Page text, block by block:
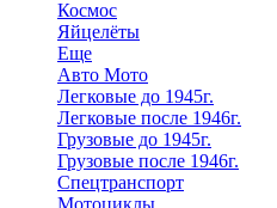
Космос
Яйцелёты
Еще
Авто Мото
Легковые до 1945г.
Легковые после 1946г.
Грузовые до 1945г.
Грузовые после 1946г.
Спецтранспорт
Мотоциклы